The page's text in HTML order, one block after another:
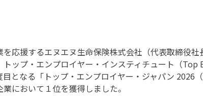
応援するエヌエヌ生命保険株式会社（代表取締役
トップ・エンプロイヤー・インスティチュート（
となる「トップ・エンプロイヤー・ジャパン
において１位を獲得しました。